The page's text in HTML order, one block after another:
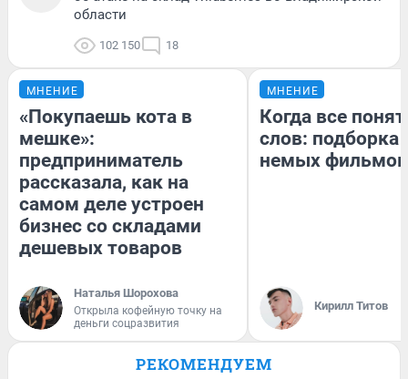
области
102 150 18
МНЕНИЕ
«Покупаешь кота в
мешке»:
предприниматель
рассказала, как на
самом деле устроен
бизнес со складами
дешевых товаров
Наталья Шорохова
Открыла кофейную точку на
деньги соцразвития
МНЕНИЕ
Когда все
слов: подборка
немых фильмов
Кирилл Титов
РЕКОМЕНДУЕМ